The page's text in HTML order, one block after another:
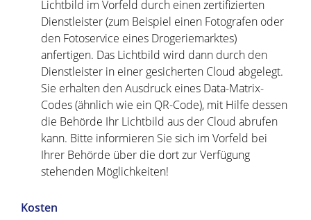
Lichtbild im Vorfeld durch einen zertifizierten
Dienstleister (zum Beispiel einen Fotografen oder
den Fotoservice eines Drogeriemarktes)
anfertigen. Das Lichtbild wird dann durch den
Dienstleister in einer gesicherten Cloud abgelegt.
Sie erhalten den Ausdruck eines Data-Matrix-
Codes (ähnlich wie ein QR-Code), mit Hilfe dessen
die Behörde Ihr Lichtbild aus der Cloud abrufen
kann. Bitte informieren Sie sich im Vorfeld bei
Ihrer Behörde über die dort zur Verfügung
stehenden Möglichkeiten!
Kosten